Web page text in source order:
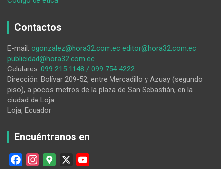
invierno
a
Celica
y
el
COE
la
en
emergencia
Contactos
E-mail: ogonzalez@hora32.com.ec editor@hora32.com.ec
publicidad@hora32.com.ec
Celulares: 099 215 1148 / 099 754 4222
Dirección: Bolívar 209-52, entre Mercadillo y Azuay (segundo
piso), a pocos metros de la plaza de San Sebastián, en la
ciudad de Loja.
Loja, Ecuador
Encuéntranos en